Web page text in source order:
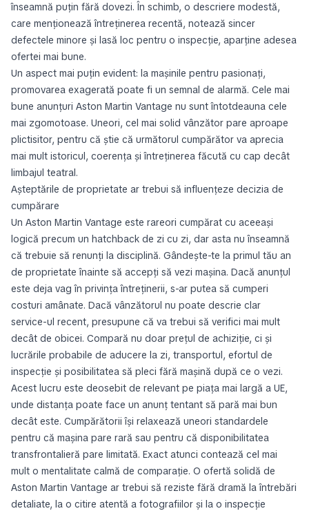
înseamnă puțin fără dovezi. În schimb, o descriere modestă,
care menționează întreținerea recentă, notează sincer
defectele minore și lasă loc pentru o inspecție, aparține adesea
ofertei mai bune.
Un aspect mai puțin evident: la mașinile pentru pasionați,
promovarea exagerată poate fi un semnal de alarmă. Cele mai
bune anunțuri Aston Martin Vantage nu sunt întotdeauna cele
mai zgomotoase. Uneori, cel mai solid vânzător pare aproape
plictisitor, pentru că știe că următorul cumpărător va aprecia
mai mult istoricul, coerența și întreținerea făcută cu cap decât
limbajul teatral.
Așteptările de proprietate ar trebui să influențeze decizia de
cumpărare
Un Aston Martin Vantage este rareori cumpărat cu aceeași
logică precum un hatchback de zi cu zi, dar asta nu înseamnă
că trebuie să renunți la disciplină. Gândește-te la primul tău an
de proprietate înainte să accepți să vezi mașina. Dacă anunțul
este deja vag în privința întreținerii, s-ar putea să cumperi
costuri amânate. Dacă vânzătorul nu poate descrie clar
service-ul recent, presupune că va trebui să verifici mai mult
decât de obicei. Compară nu doar prețul de achiziție, ci și
lucrările probabile de aducere la zi, transportul, efortul de
inspecție și posibilitatea să pleci fără mașină după ce o vezi.
Acest lucru este deosebit de relevant pe piața mai largă a UE,
unde distanța poate face un anunț tentant să pară mai bun
decât este. Cumpărătorii își relaxează uneori standardele
pentru că mașina pare rară sau pentru că disponibilitatea
transfrontalieră pare limitată. Exact atunci contează cel mai
mult o mentalitate calmă de comparație. O ofertă solidă de
Aston Martin Vantage ar trebui să reziste fără dramă la întrebări
detaliate, la o citire atentă a fotografiilor și la o inspecție